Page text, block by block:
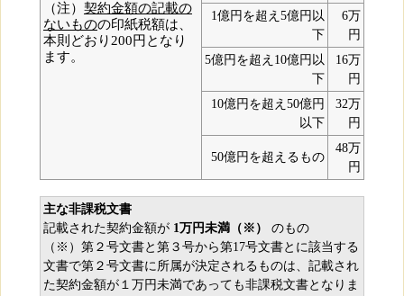
（注） 契約金額の記載の
ないものの印紙税額は、
本則どおり200円となり
ます。
1億円を超え5億円以
下
6万
円
5億円を超え10億円以
下
16万
円
10億円を超え50億円
以下
32万
円
50億円を超えるもの
48万
円
主な非課税文書
記載された契約金額が1万円未満（※）
のもの
（※）第２号文書と第３号から第17号文書とに該当する
文書で第２号文書に所属が決定されるものは、記載され
た契約金額が１万円未満であっても非課税文書となりま